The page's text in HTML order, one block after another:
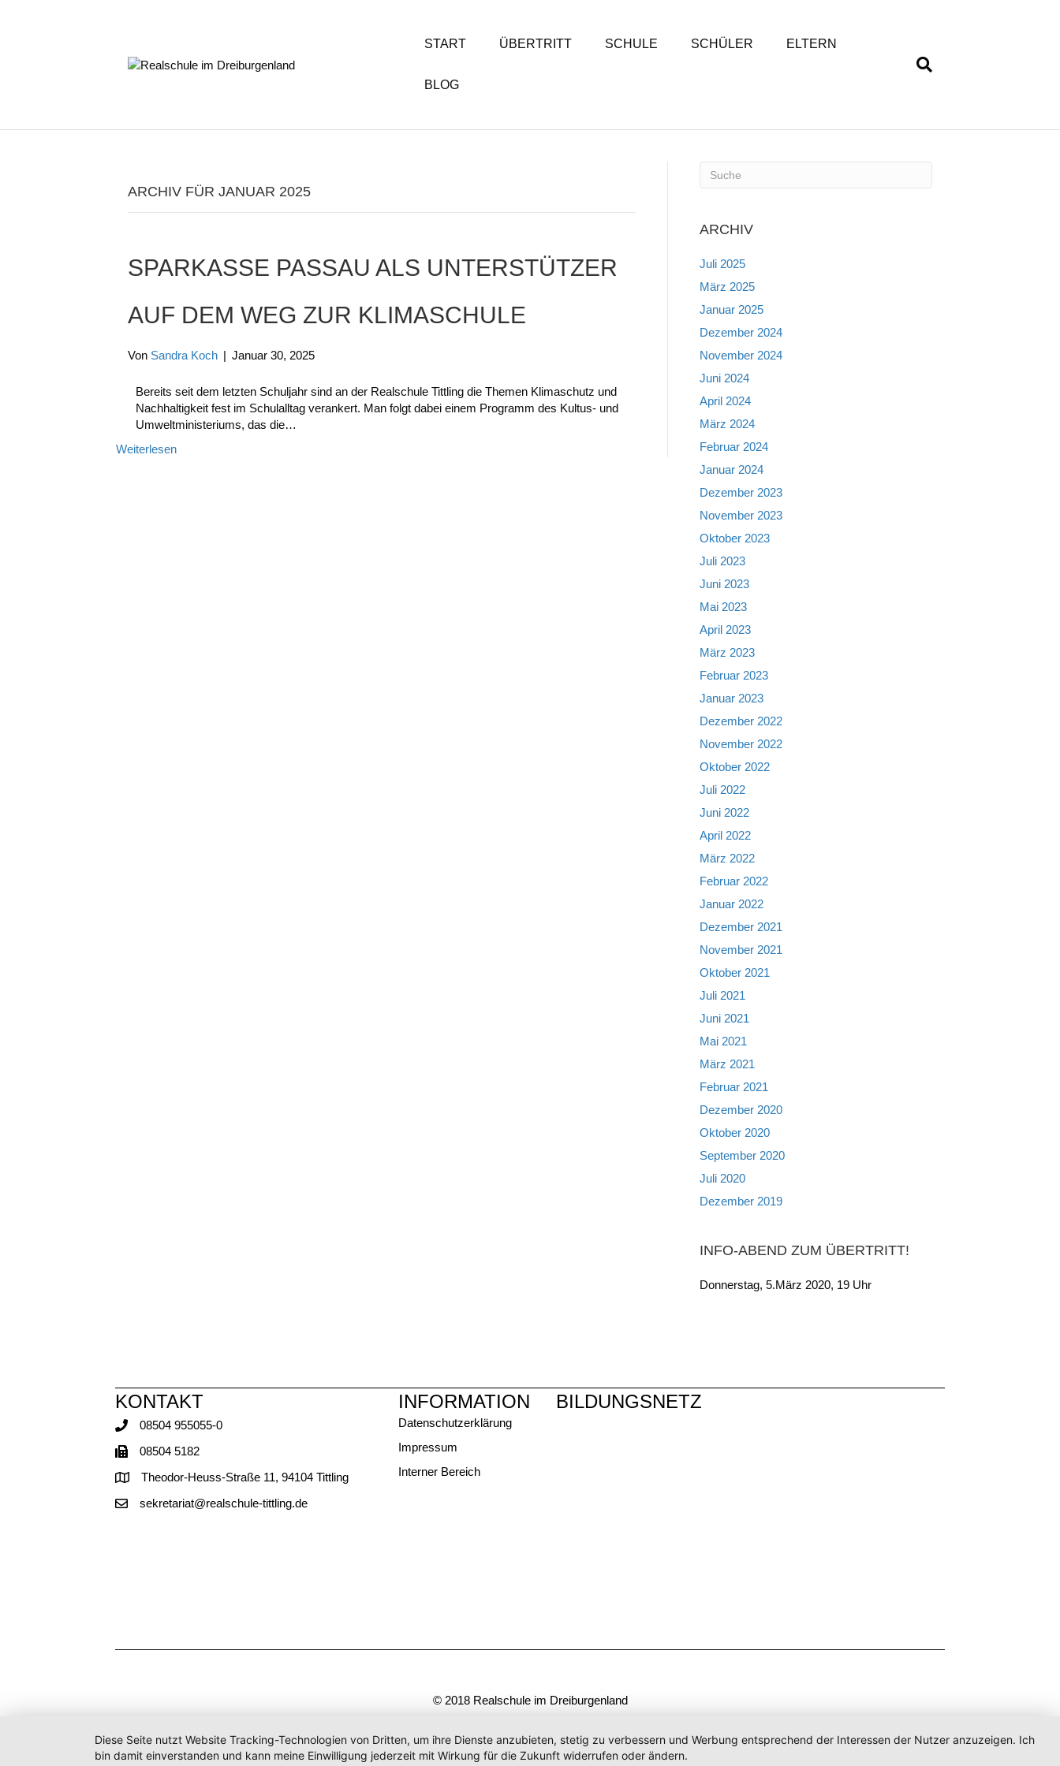
START ÜBERTRITT SCHULE SCHÜLER ELTERN
BLOG
ARCHIV FÜR JANUAR 2025
SPARKASSE PASSAU ALS UNTERSTÜTZER
AUF DEM WEG ZUR KLIMASCHULE
Von Sandra Koch | Januar 30, 2025
Bereits seit dem letzten Schuljahr sind an der Realschule Tittling die Themen Klimaschutz und
Nachhaltigkeit fest im Schulalltag verankert. Man folgt dabei einem Programm des Kultus- und
Umweltministeriums, das die…
Weiterlesen
ARCHIV
Juli 2025
März 2025
Januar 2025
Dezember 2024
November 2024
Juni 2024
April 2024
März 2024
Februar 2024
Januar 2024
Dezember 2023
November 2023
Oktober 2023
Juli 2023
Juni 2023
Mai 2023
April 2023
März 2023
Februar 2023
Januar 2023
Dezember 2022
November 2022
Oktober 2022
Juli 2022
Juni 2022
April 2022
März 2022
Februar 2022
Januar 2022
Dezember 2021
November 2021
Oktober 2021
Juli 2021
Juni 2021
Mai 2021
März 2021
Februar 2021
Dezember 2020
Oktober 2020
September 2020
Juli 2020
Dezember 2019
INFO-ABEND ZUM ÜBERTRITT!
Donnerstag, 5.März 2020, 19 Uhr
KONTAKT
08504 955055-0
08504 5182
Theodor-Heuss-Straße 11, 94104 Tittling
sekretariat@realschule-tittling.de
INFORMATION
Datenschutzerklärung
Impressum
Interner Bereich
BILDUNGSNETZ
© 2018 Realschule im Dreiburgenland
Diese Seite nutzt Website Tracking-Technologien von Dritten, um ihre Dienste anzubieten, stetig zu verbessern und Werbung entsprechend der Interessen der Nutzer anzuzeigen. Ich
bin damit einverstanden und kann meine Einwilligung jederzeit mit Wirkung für die Zukunft widerrufen oder ändern.